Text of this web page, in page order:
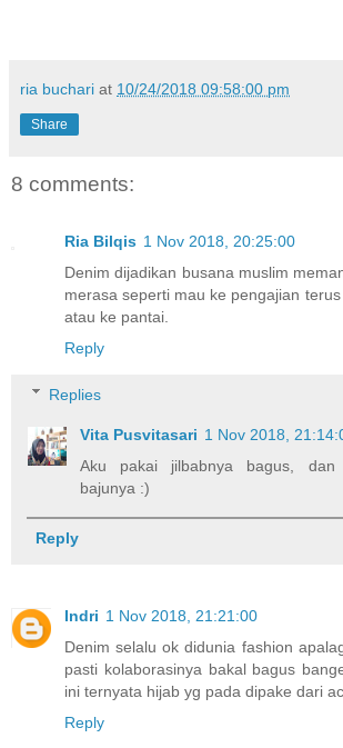
ria buchari at 10/24/2018 09:58:00 pm
Share
8 comments:
Ria Bilqis 1 Nov 2018, 20:25:00
Denim dijadikan busana muslim
merasa seperti mau ke pengajian
atau ke pantai.
Reply
Replies
Vita Pusvitasari 1 Nov 2018,
Aku pakai jilbabnya bagus, dan
bajunya :)
Reply
Indri 1 Nov 2018, 21:21:00
Denim selalu ok didunia fashion
pasti kolaborasinya bakal bagus
ini ternyata hijab yg pada dipake dari
Reply